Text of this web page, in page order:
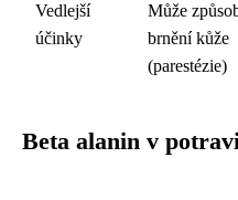
Vedlejší
účinky
Může
brnění kůže
(parestézie)
Beta alanin v